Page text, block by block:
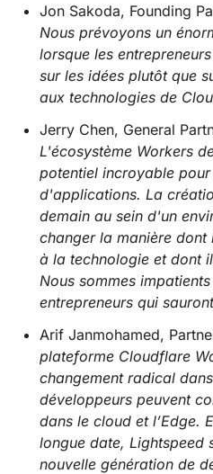
Jon Sakoda, Founding
Nous prévoyons un
lorsque les
sur les idées plutôt que
aux technologies de
Jerry Chen, General
L'écosystème Workers
potentiel incroyable
d'applications. La
demain au sein d'un
changer la manière dont
à la technologie et dont
Nous sommes
entrepreneurs qui
Arif Janmohamed,
plateforme Cloudflare
changement radical
développeurs peuvent
dans le cloud et l’Edge.
longue date, Lightspeed
nouvelle génération de